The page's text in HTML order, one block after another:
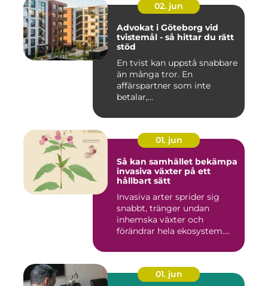
02. jun
Advokat i Göteborg vid
tvistemål - så hittar du rätt
stöd
En tvist kan uppstå snabbare
än många tror. En
affärspartner som inte
betalar,...
01. jun
Så kan samhället bekämpa
invasiva växter på ett
hållbart sätt
Invasiva arter sprider sig
snabbt, tränger undan
inhemska växter och
förändrar hela ekosystem.
01. jun